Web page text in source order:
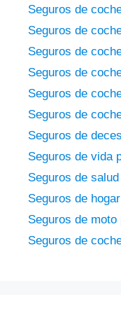
Seguros de
Seguros de
Seguros de
Seguros de
Seguros de
Seguros de
Seguros de
Seguros de vida
Seguros de
Seguros de
Seguros de
Seguros de